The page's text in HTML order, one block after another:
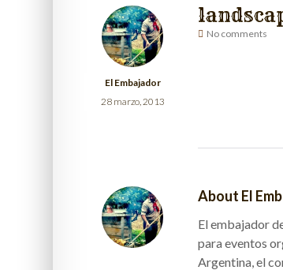
El Embajador
28 marzo, 2013
No comments
About El
El embajador
para eventos
Argentina, el